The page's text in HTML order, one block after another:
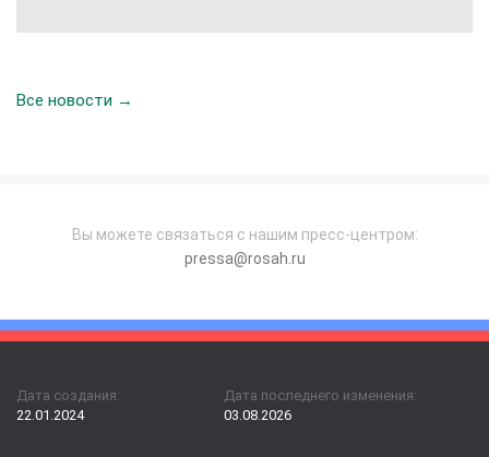
Все новости →
Вы можете связаться с нашим пресс-центром:
pressa@rosah.ru
Дата создания:
22.01.2024
Дата последнего изменения:
03.08.2026